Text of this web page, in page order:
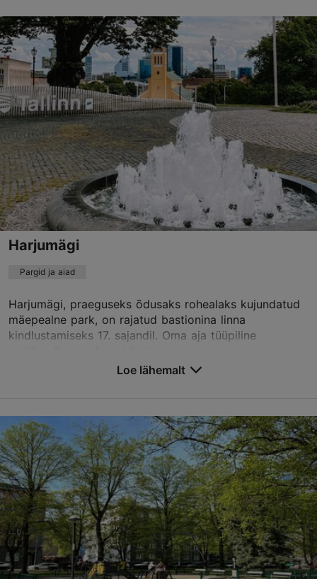
Lindamägi, Tallinn
Kesklinn
01.01–31.12
24h
TripAdvisor Traveler hinnang
põhineb28 hinnangul
Loe rohkem arvustusi TripAdvisorist
Harjumägi
Pargid ja aiad
Harjumägi, praeguseks õdusaks rohealaks kujundatud
mäepealne park, on rajatud bastionina linna
kindlustamiseks 17. sajandil. Oma aja tüüpiline
Komandandi tee 1, Tallinn
Kesklinn
TripAdvisor Traveler hinnang
põhineb15 hinnangul
Loe rohkem arvustusi TripAdvisorist
Loe lähemalt